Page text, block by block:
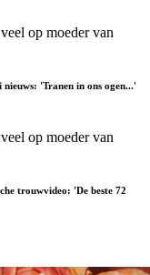
'Tranen in ons ogen...'
trouwvideo: 'De beste 72